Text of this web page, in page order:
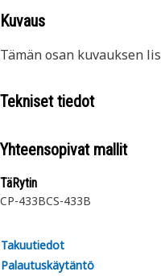
Kuvaus
Tämän osan kuvauksen
Tekniset tiedot
Yhteensopivat mallit
TäRytin
CP-433BCS-433B
Takuutiedot
Palautuskäytäntö